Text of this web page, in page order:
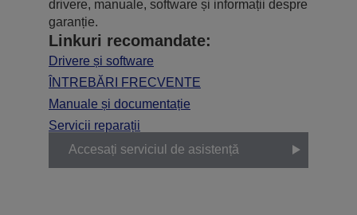
drivere, manuale, software și informații despre
garanție.
Linkuri recomandate:
Drivere și software
ÎNTREBĂRI FRECVENTE
Manuale și documentație
Servicii reparații
Accesați serviciul de asistență